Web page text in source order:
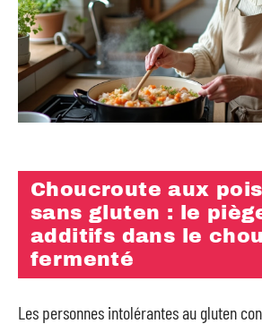
Choucroute aux
sans gluten : le
additifs dans le chou
fermenté
Les personnes intolérantes au gluten